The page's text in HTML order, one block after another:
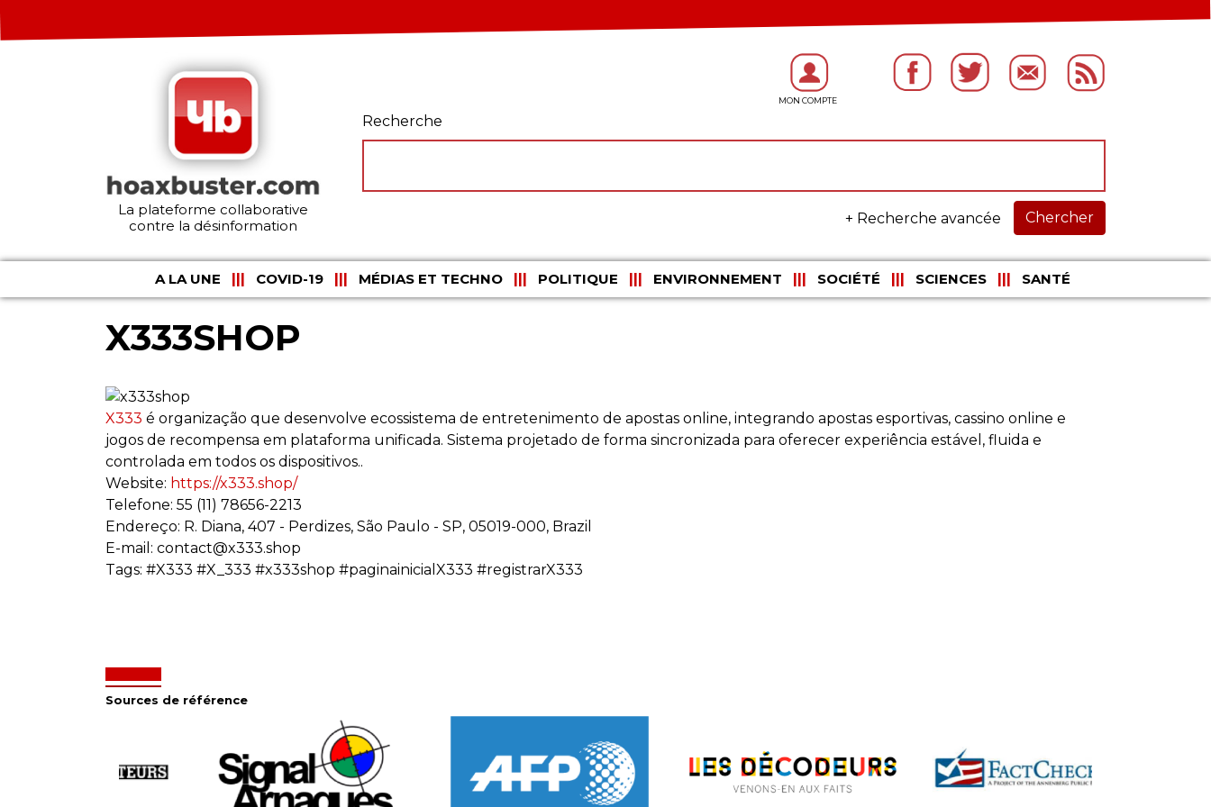
La plateforme collaborative
contre la désinformation
Recherche
Chercher
+ Recherche avancée
A LA UNE COVID-19 MÉDIAS ET TECHNO POLITIQUE ENVIRONNEMENT SOCIÉTÉ SCIENCES SANTÉ
X333SHOP
X333 é organização que desenvolve ecossistema de entretenimento de apostas online, integrando apostas esportivas, cassino online e
jogos de recompensa em plataforma unificada. Sistema projetado de forma sincronizada para oferecer experiência estável, fluida e
controlada em todos os dispositivos..
Website: https://x333.shop/
Telefone: 55 (11) 78656-2213
Endereço: R. Diana, 407 - Perdizes, São Paulo - SP, 05019-000, Brazil
E-mail: contact@x333.shop
Tags: #X333 #X_333 #x333shop #paginainicialX333 #registrarX333
Sources de référence